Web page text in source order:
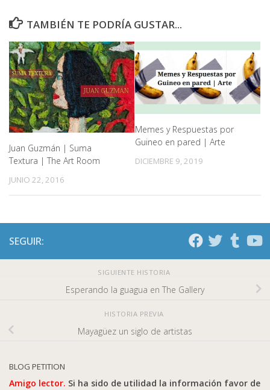
TAMBIÉN TE PODRÍA GUSTAR...
Juan Guzmán | Suma
Textura | The Art Room
JUNIO 22, 2016
Memes y Respuestas por
Guineo en pared | Arte
DICIEMBRE 9, 2019
SEGUIR:
SIGUIENTE HISTORIA
Esperando la guagua en The Gallery
HISTORIA PREVIA
Mayagüez un siglo de artistas
BLOG PETITION
Amigo lector. Si ha sido de utilidad la información favor de